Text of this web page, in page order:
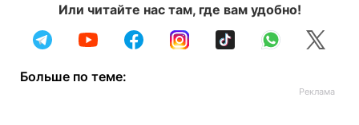
Или читайте нас там, где вам удобно!
Больше по теме: